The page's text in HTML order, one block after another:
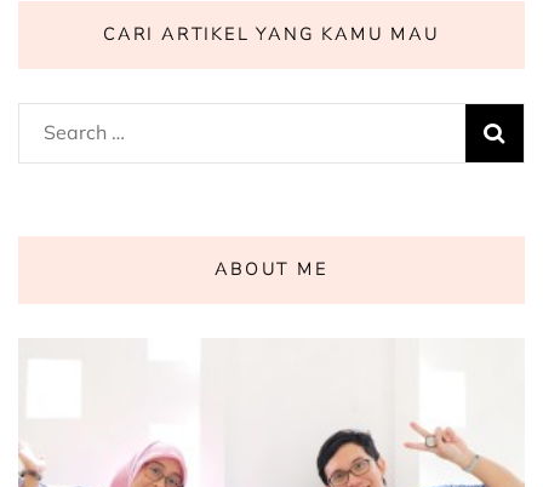
CARI ARTIKEL YANG KAMU MAU
Search
for:
ABOUT ME